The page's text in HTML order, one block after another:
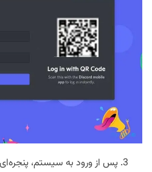
پس از ورود به سیستم،